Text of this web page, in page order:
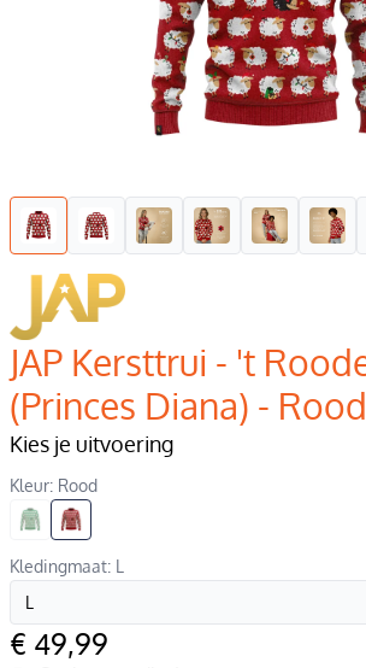
JAP Kersttrui - 't
(Princes Diana) -
Kies je uitvoering
Kleur: Rood
Kledingmaat: L
€ 49,99